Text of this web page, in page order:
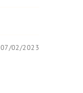
07/02/2023